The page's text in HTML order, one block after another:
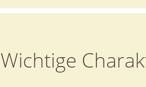
Wichtige